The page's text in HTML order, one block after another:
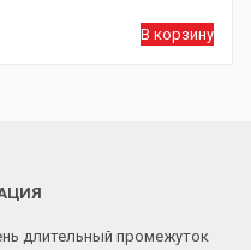
В корзину
длительный промежуток